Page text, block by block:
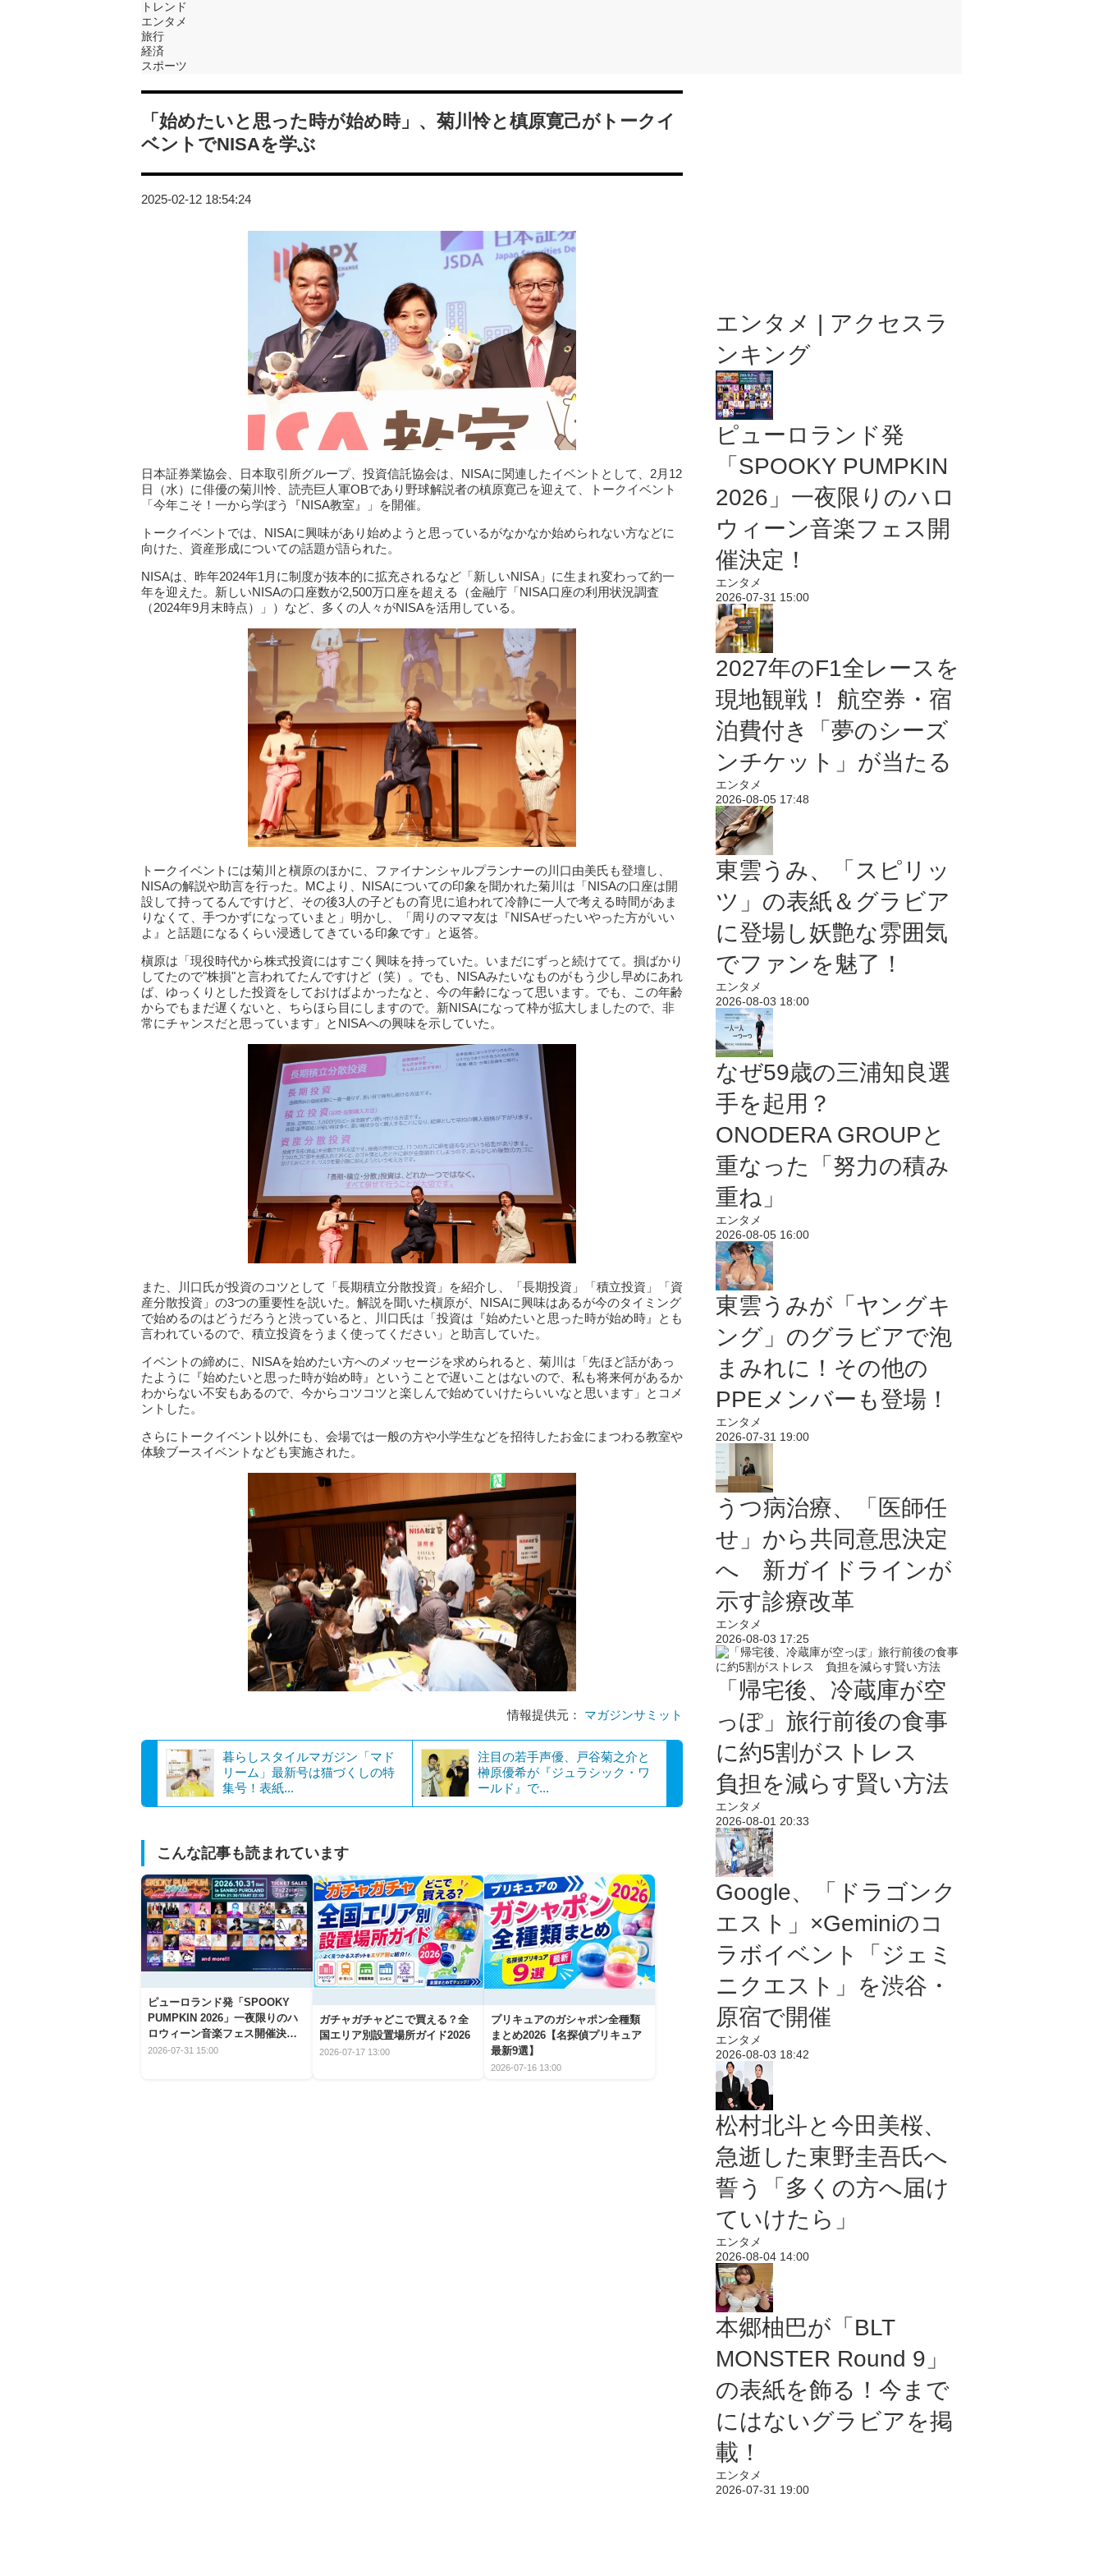
トレンド
エンタメ
旅行
経済
スポーツ
「始めたいと思った時が始め時」、菊川怜と槙原寛己がトークイ
ベントでNISAを学ぶ
2025-02-12 18:54:24
日本証券業協会、日本取引所グループ、投資信託協会は、NISAに関連したイベントとして、2月12
日（水）に俳優の菊川怜、読売巨人軍OBであり野球解説者の槙原寛己を迎えて、トークイベント
「今年こそ！一から学ぼう『NISA教室』」を開催。
トークイベントでは、NISAに興味があり始めようと思っているがなかなか始められない方などに
向けた、資産形成についての話題が語られた。
NISAは、昨年2024年1月に制度が抜本的に拡充されるなど「新しいNISA」に生まれ変わって約一
年を迎えた。新しいNISAの口座数が2,500万口座を超える（金融庁「NISA口座の利用状況調査
（2024年9月末時点）」）など、多くの人々がNISAを活用している。
トークイベントには菊川と槇原のほかに、ファイナンシャルプランナーの川口由美氏も登壇し、
NISAの解説や助言を行った。MCより、NISAについての印象を聞かれた菊川は「NISAの口座は開
設して持ってるんですけど、その後3人の子どもの育児に追われて冷静に一人で考える時間があま
りなくて、手つかずになっていまと」明かし、「周りのママ友は『NISAぜったいやった方がいい
よ』と話題になるくらい浸透してきている印象です」と返答。
槇原は「現役時代から株式投資にはすごく興味を持っていた。いまだにずっと続けてて。損ばかり
してたので"株損"と言われてたんですけど（笑）。でも、NISAみたいなものがもう少し早めにあれ
ば、ゆっくりとした投資をしておけばよかったなと、今の年齢になって思います。でも、この年齢
からでもまだ遅くないと、ちらほら目にしますので。新NISAになって枠が拡大しましたので、非
常にチャンスだと思っています」とNISAへの興味を示していた。
また、川口氏が投資のコツとして「長期積立分散投資」を紹介し、「長期投資」「積立投資」「資
産分散投資」の3つの重要性を説いた。解説を聞いた槇原が、NISAに興味はあるが今のタイミング
で始めるのはどうだろうと渋っていると、川口氏は「投資は『始めたいと思った時が始め時』とも
言われているので、積立投資をうまく使ってください」と助言していた。
イベントの締めに、NISAを始めたい方へのメッセージを求められると、菊川は「先ほど話があっ
たように『始めたいと思った時が始め時』ということで遅いことはないので、私も将来何があるか
わからない不安もあるので、今からコツコツと楽しんで始めていけたらいいなと思います」とコメ
ントした。
さらにトークイベント以外にも、会場では一般の方や小学生などを招待したお金にまつわる教室や
体験ブースイベントなども実施された。
情報提供元： マガジンサミット
暮らしスタイルマガジン「マド
リーム」最新号は猫づくしの特
集号！表紙...
注目の若手声優、戸谷菊之介と
榊原優希が『ジュラシック・ワ
ールド』で...
こんな記事も読まれています
ピューロランド発「SPOOKY
PUMPKIN 2026」一夜限りのハ
ロウィーン音楽フェス開催決
定！
2026-07-31 15:00
ガチャガチャどこで買える？全
国エリア別設置場所ガイド2026
2026-07-17 13:00
プリキュアのガシャポン全種類
まとめ2026【名探偵プリキュア
最新9選】
2026-07-16 13:00
エンタメ | アクセスラ
ンキング
ピューロランド発
「SPOOKY PUMPKIN
2026」一夜限りのハロ
ウィーン音楽フェス開
催決定！
エンタメ
2026-07-31 15:00
2027年のF1全レースを
現地観戦！ 航空券・宿
泊費付き「夢のシーズ
ンチケット」が当たる
エンタメ
2026-08-05 17:48
東雲うみ、「スピリッ
ツ」の表紙＆グラビア
に登場し妖艶な雰囲気
でファンを魅了！
エンタメ
2026-08-03 18:00
なぜ59歳の三浦知良選
手を起用？
ONODERA GROUPと
重なった「努力の積み
重ね」
エンタメ
2026-08-05 16:00
東雲うみが「ヤングキ
ング」のグラビアで泡
まみれに！その他の
PPEメンバーも登場！
エンタメ
2026-07-31 19:00
うつ病治療、「医師任
せ」から共同意思決定
へ 新ガイドラインが
示す診療改革
エンタメ
2026-08-03 17:25
「帰宅後、冷蔵庫が空
っぽ」旅行前後の食事
に約5割がストレス
負担を減らす賢い方法
エンタメ
2026-08-01 20:33
Google、「ドラゴンク
エスト」×Geminiのコ
ラボイベント「ジェミ
ニクエスト」を渋谷・
原宿で開催
エンタメ
2026-08-03 18:42
松村北斗と今田美桜、
急逝した東野圭吾氏へ
誓う「多くの方へ届け
ていけたら」
エンタメ
2026-08-04 14:00
本郷柚巴が「BLT
MONSTER Round 9」
の表紙を飾る！今まで
にはないグラビアを掲
載！
エンタメ
2026-07-31 19:00